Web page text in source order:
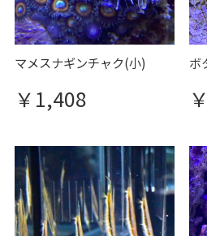
マメスナギンチャク(小)
￥1,408
ボ